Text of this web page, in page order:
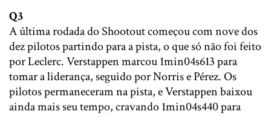
Q3
A última rodada do Shootout começou com nove dos
dez pilotos partindo para a pista, o que só não foi feito
por Leclerc. Verstappen marcou 1min04s613 para
tomar a liderança, seguido por Norris e Pérez. Os
pilotos permaneceram na pista, e Verstappen baixou
ainda mais seu tempo, cravando 1min04s440 para